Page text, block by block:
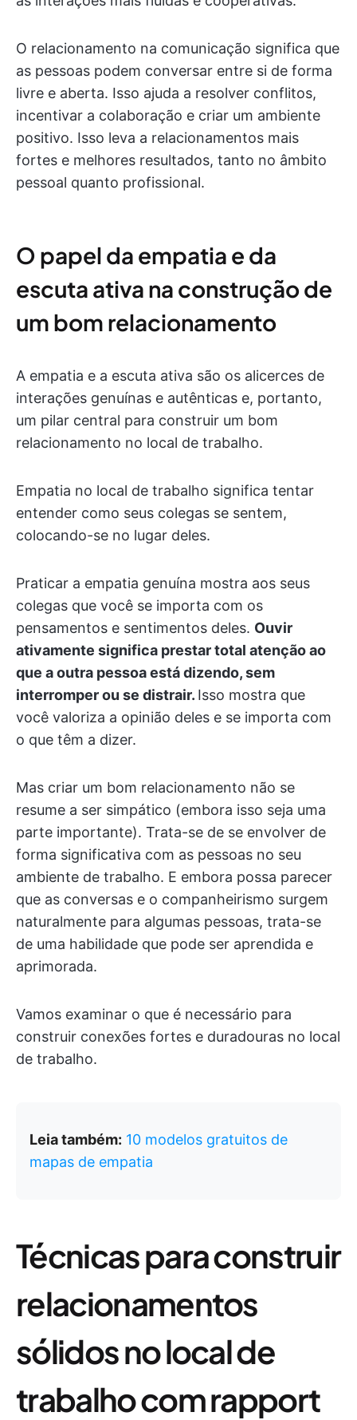
O relacionamento na comunicação significa que
as pessoas podem conversar entre si de forma
livre e aberta. Isso ajuda a resolver conflitos,
incentivar a colaboração e criar um ambiente
positivo. Isso leva a relacionamentos mais
fortes e melhores resultados, tanto no âmbito
pessoal quanto profissional.
O papel da empatia e da
escuta ativa na construção de
um bom relacionamento
A empatia e a escuta ativa são os alicerces de
interações genuínas e autênticas e, portanto,
um pilar central para construir um bom
relacionamento no local de trabalho.
Empatia no local de trabalho significa tentar
entender como seus colegas se sentem,
colocando-se no lugar deles.
Praticar a empatia genuína mostra aos seus
colegas que você se importa com os
pensamentos e sentimentos deles. Ouvir
ativamente significa prestar total atenção ao
que a outra pessoa está dizendo, sem
interromper ou se distrair. Isso mostra que
você valoriza a opinião deles e se importa com
o que têm a dizer.
Mas criar um bom relacionamento não se
resume a ser simpático (embora isso seja uma
parte importante). Trata-se de se envolver de
forma significativa com as pessoas no seu
ambiente de trabalho. E embora possa parecer
que as conversas e o companheirismo surgem
naturalmente para algumas pessoas, trata-se
de uma habilidade que pode ser aprendida e
aprimorada.
Vamos examinar o que é necessário para
construir conexões fortes e duradouras no local
de trabalho.
Leia também: 10 modelos gratuitos de
mapas de empatia
Técnicas para construir
relacionamentos
sólidos no local de
trabalho com rapport